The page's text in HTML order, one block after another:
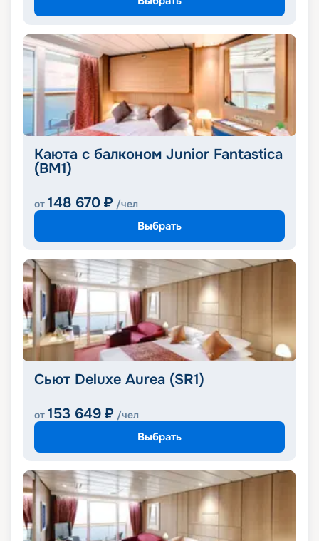
Каюта с балконом Junior Fantastica
(BM1)
от 148 670 ₽ /чел
Выбрать
Сьют Deluxe Aurea (SR1)
от 153 649 ₽ /чел
Выбрать